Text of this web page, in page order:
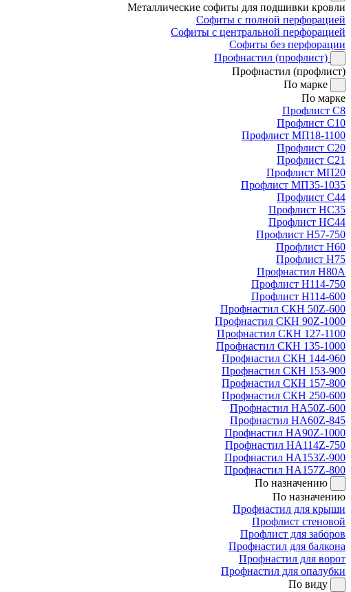
Металлические софиты для подшивки кровли
Софиты с полной перфорацией
Софиты с центральной перфорацией
Софиты без перфорации
Профнастил (профлист)
Профнастил (профлист)
По марке
По марке
Профлист С8
Профлист С10
Профлист МП18-1100
Профлист С20
Профлист С21
Профлист МП20
Профлист МП35-1035
Профлист С44
Профлист НС35
Профлист НС44
Профлист Н57-750
Профлист Н60
Профлист Н75
Профнастил Н80А
Профлист Н114-750
Профлист Н114-600
Профнастил СКН 50Z-600
Профнастил СКН 90Z-1000
Профнастил СКН 127-1100
Профнастил СКН 135-1000
Профнастил СКН 144-960
Профнастил СКН 153-900
Профнастил СКН 157-800
Профнастил СКН 250-600
Профнастил НА50Z-600
Профнастил НА60Z-845
Профнастил НА90Z-1000
Профнастил НА114Z-750
Профнастил НА153Z-900
Профнастил НА157Z-800
По назначению
По назначению
Профнастил для крыши
Профлист стеновой
Профлист для заборов
Профнастил для балкона
Профнастил для ворот
Профнастил для опалубки
По виду